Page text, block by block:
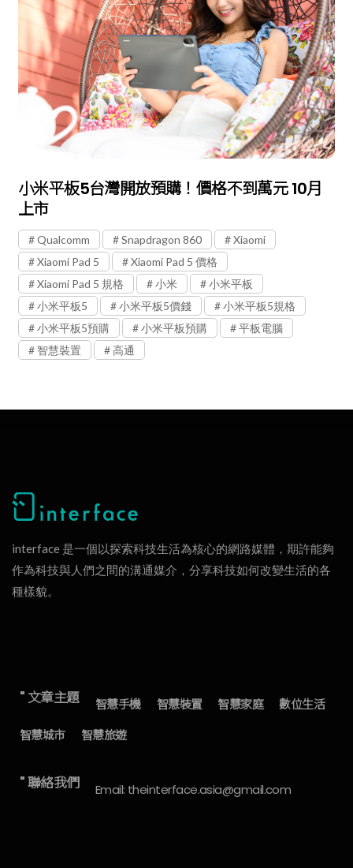
小米平板5台灣開放預購！價格不到萬元 10月
上市
Qualcomm Snapdragon 860
Xiaomi
Xiaomi Pad 5
Xiaomi Pad 5 價格
Xiaomi Pad 5 規格
小米
小米平板
小米平板5
小米平板5價錢
小米平板5規格
小米平板5預購
小米平板預購
平板電腦
智慧裝置
高通
interface 是一個以探索科技生活為核心的網路媒體，期許能夠
作為科技與人們之間的溝通媒介，分享科技如何改變生活的各
種樣貌。
" 文章主題 智慧手機 智慧裝置 智慧家庭
數位生活
智慧城市
智慧旅遊
" 聯絡我們 Email: theinterface.asia@gmail.com